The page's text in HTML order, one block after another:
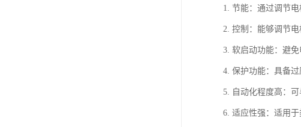
1. 节能：通过调节
2. 控制：能够调节
3. 软启动功能：避
4. 保护功能：具备
5. 自动化程度高：
6. 适应性强：适用